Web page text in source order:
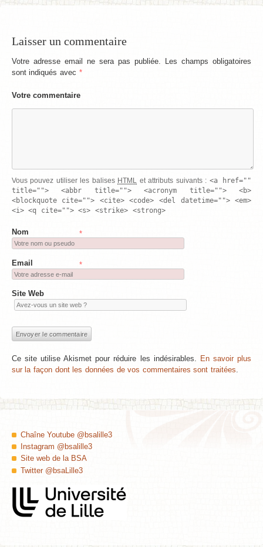
Laisser un commentaire
Votre adresse email ne sera pas publiée. Les champs obligatoires
sont indiqués avec *
Votre commentaire
Vous pouvez utiliser les balises HTML et attributs suivants : <a href=""
title=""> <abbr title=""> <acronym title=""> <b>
<blockquote cite=""> <cite> <code> <del datetime=""> <em>
<i> <q cite=""> <s> <strike> <strong>
Nom *
Email *
Site Web
Ce site utilise Akismet pour réduire les indésirables. En savoir plus
sur la façon dont les données de vos commentaires sont traitées.
Chaîne Youtube @bsalille3
Instagram @bsalille3
Site web de la BSA
Twitter @bsaLille3